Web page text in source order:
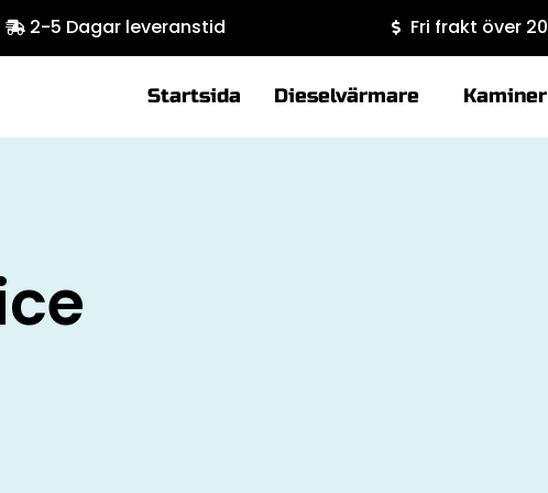
2-5 Dagar leveranstid Fri frakt över
Startsida Dieselvärmare Kaminer